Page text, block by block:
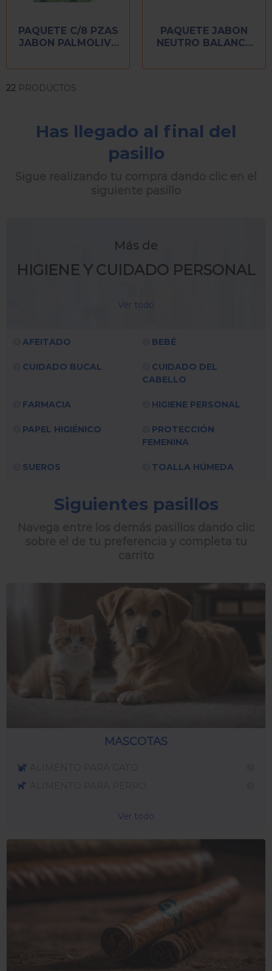
PAQUETE C/8 PZAS
JABON PALMOLIVE
ALOE/OLIVA 120 GR
PAQUETE JABON
NEUTRO BALANCE
100 GR C/U
22 PRODUCTOS
Has llegado al final del
pasillo
Más de
HIGIENE Y CUIDADO PERSONAL
Ver todo
AFEITADO BEBÉ
CUIDADO BUCAL
CUIDADO DEL
CABELLO
FARMACIA HIGIENE PERSONAL
PAPEL HIGIÉNICO
PROTECCIÓN
FEMENINA
SUEROS TOALLA HÚMEDA
Siguientes pasillos
MASCOTAS
Ver todo